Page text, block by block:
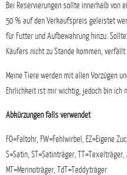
Bei Reservierungen sollte innerhalb von
50 % auf den Verkaufspreis geleistet
für Futter und Aufbewahrung hinzu.
Käufers nicht zu Stande kommen, verfällt
Meine Tiere werden mit allen Vorzügen
Ehrlichkeit ist mir wichtig, jedoch bin ich
Abkürzungen falls verwendet
FO=Faltohr, FW=Fehlwirbel, EZ=Eigene
S=Satin, ST=Satinträger,
MT=Merinoträger, TdT=Teddyträger